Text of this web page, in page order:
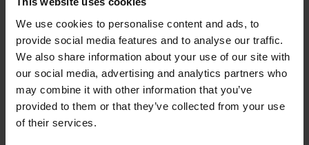
We use cookies to personalise content and ads, to
provide social media features and to analyse our traffic.
We also share information about your use of our site with
our social media, advertising and analytics partners who
may combine it with other information that you’ve
provided to them or that they’ve collected from your use
of their services.
Strijkijzer/droogtrommel:
Kledingstukken met elastine zijn niet bestand tegen de hitte
van het strijkijzer en/of de droogtrommel. Ook in veel
spijkerbroeken is elastine (stretch) verwerkt en mogen dus
niet gestreken worden en/of in de droogtrommel.